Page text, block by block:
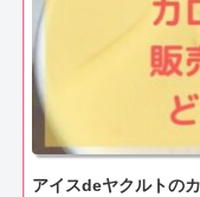
アイスdeヤクルトの